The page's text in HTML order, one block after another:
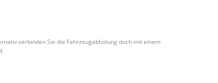
verbinden Sie die Fahrzeugabholung doch mit einem